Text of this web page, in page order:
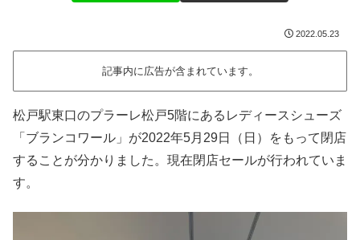
2022.05.23
記事内に広告が含まれています。
松戸駅東口のプラーレ松戸5階にあるレディースシューズ
「ブランコワール」が2022年5月29日（日）をもって閉店
することが分かりました。現在閉店セールが行われていま
す。